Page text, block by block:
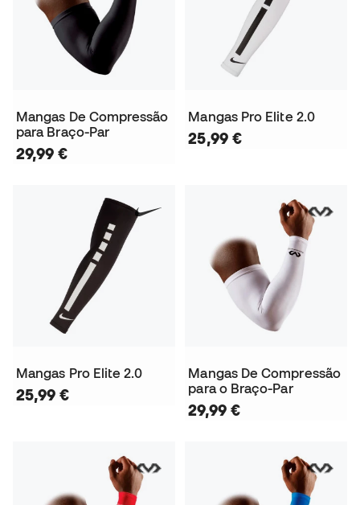
Mangas De Compressão
para Braço-Par
29,99 €
Mangas Pro Elite 2.0
25,99 €
Mangas Pro Elite 2.0
25,99 €
Mangas De Compressão
para o Braço-Par
29,99 €